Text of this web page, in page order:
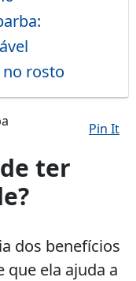
rosto
Pin It
ter
dos benefícios
que ela ajuda a